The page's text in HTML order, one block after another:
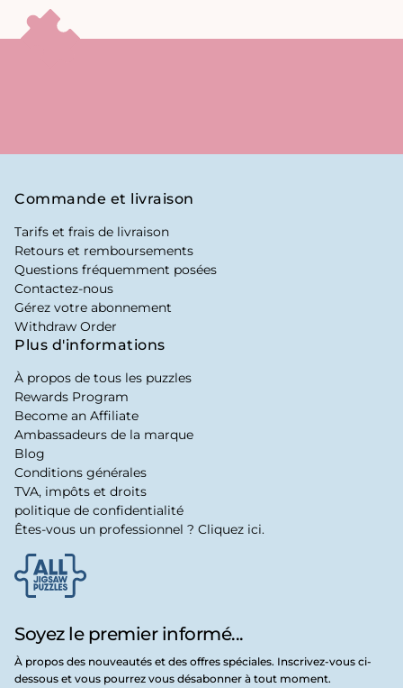
Soyez le premier informé...
À propos des nouveautés et des offres spéciales. Inscrivez-vous ci-
dessous et vous pourrez vous désabonner à tout moment.
Commande et livraison
Tarifs et frais de livraison
Retours et remboursements
Questions fréquemment posées
Contactez-nous
Gérez votre abonnement
Withdraw Order
Plus d'informations
À propos de tous les puzzles
Rewards Program
Become an Affiliate
Ambassadeurs de la marque
Blog
Conditions générales
TVA, impôts et droits
politique de confidentialité
Êtes-vous un professionnel ? Cliquez ici.